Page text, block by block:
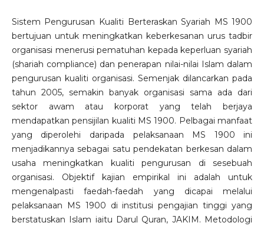
Sistem Pengurusan Kualiti Berteraskan Syariah MS 1900
bertujuan untuk meningkatkan keberkesanan urus tadbir
organisasi menerusi pematuhan kepada keperluan syariah
(shariah compliance) dan penerapan nilai-nilai Islam dalam
pengurusan kualiti organisasi. Semenjak dilancarkan pada
tahun 2005, semakin banyak organisasi sama ada dari
sektor awam atau korporat yang telah berjaya
mendapatkan pensijilan kualiti MS 1900. Pelbagai manfaat
yang diperolehi daripada pelaksanaan MS 1900 ini
menjadikannya sebagai satu pendekatan berkesan dalam
usaha meningkatkan kualiti pengurusan di sesebuah
organisasi. Objektif kajian empirikal ini adalah untuk
mengenalpasti faedah-faedah yang dicapai melalui
pelaksanaan MS 1900 di institusi pengajian tinggi yang
berstatuskan Islam iaitu Darul Quran, JAKIM. Metodologi